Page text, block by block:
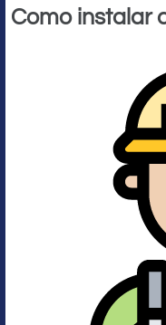
Como instalar